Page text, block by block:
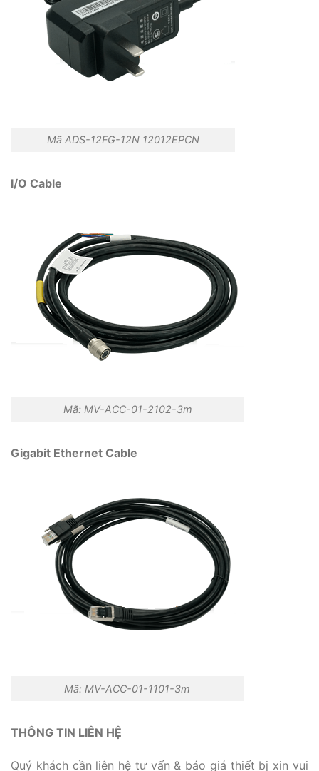
Mã ADS-12FG-12N 12012EPCN
I/O Cable
Mã: MV-ACC-01-2102-3m
Gigabit Ethernet Cable
Mã: MV-ACC-01-1101-3m
THÔNG TIN LIÊN HỆ
Quý khách cần liên hệ tư vấn & báo giá thiết bị xin vui